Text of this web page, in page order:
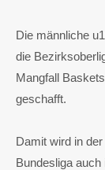
Die männliche
die
Mangfall
geschafft.
Damit wird in
Bundesliga auch